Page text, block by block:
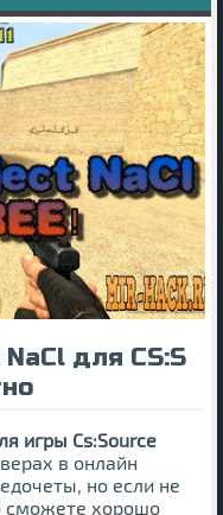
для CS:S
игры Cs:Source
в онлайн
но если не
сможете хорошо